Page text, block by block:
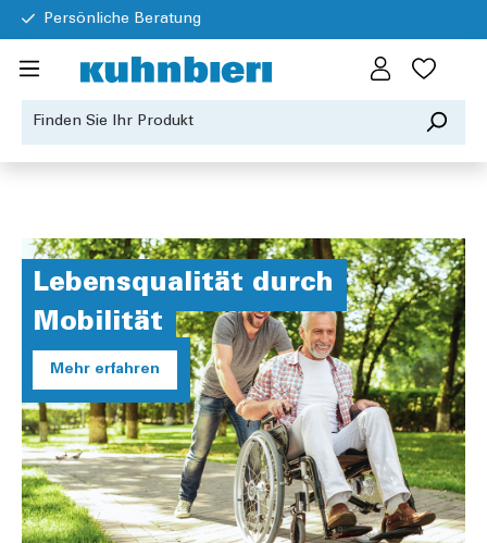
Persönliche Beratung
Lebensqualität durch
Mobilität
Mehr erfahren